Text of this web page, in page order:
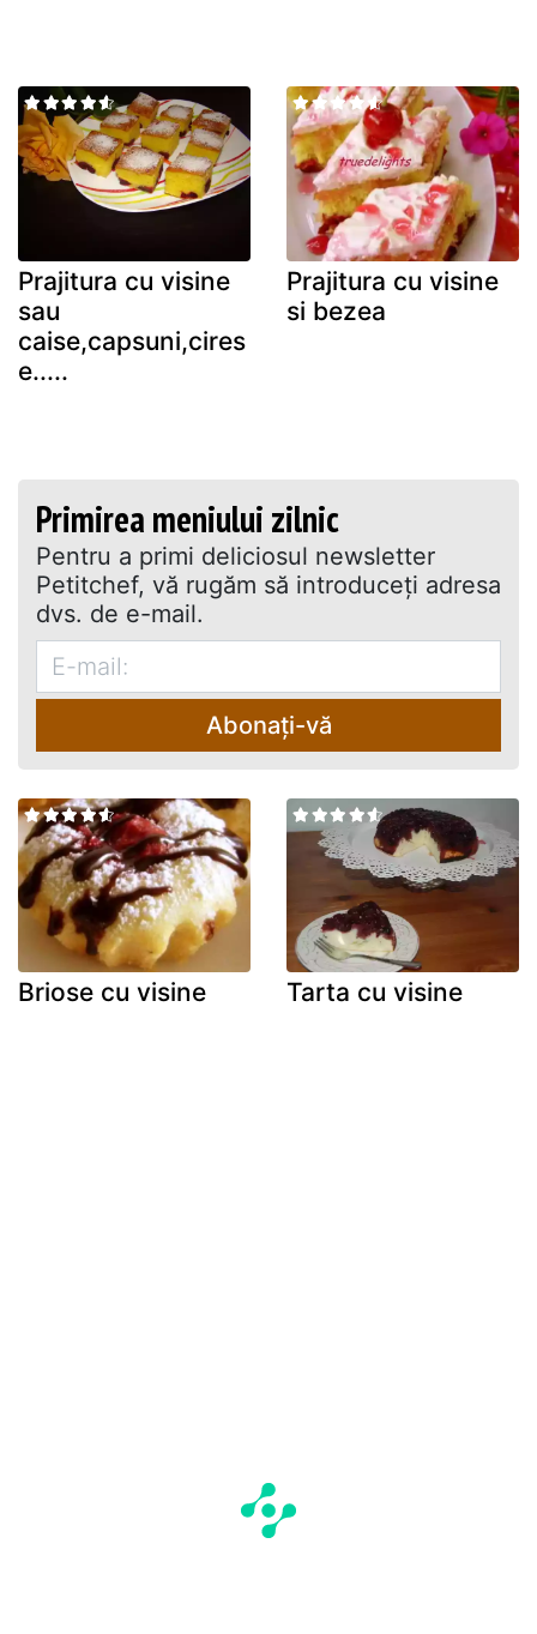
Prajitura cu visine
sau
caise,capsuni,cires
e.....
Prajitura cu visine
si bezea
Primirea meniului zilnic
Pentru a primi deliciosul newsletter
Petitchef, vă rugăm să introduceţi adresa
dvs. de e-mail.
Abonați-vă
Briose cu visine Tarta cu visine